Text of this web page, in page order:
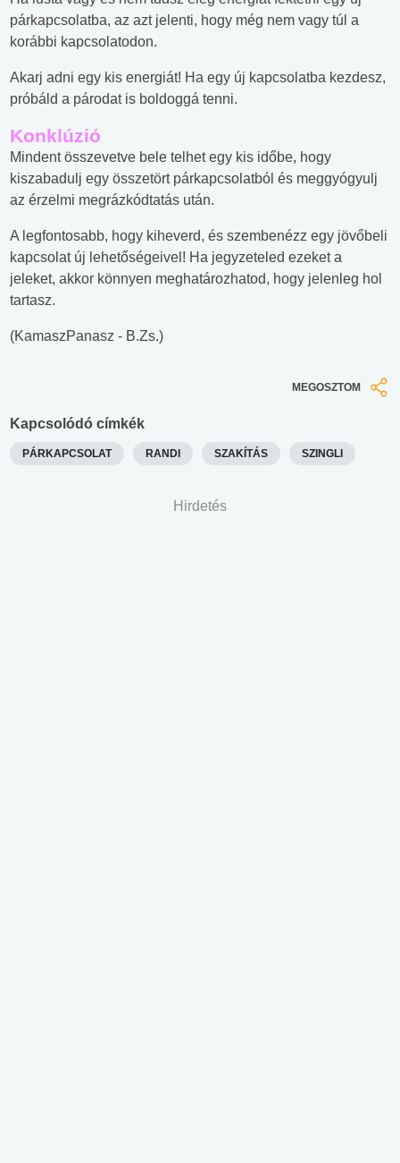
párkapcsolatba, az azt jelenti, hogy még nem vagy túl a
korábbi kapcsolatodon.
Akarj adni egy kis energiát! Ha egy új kapcsolatba kezdesz,
próbáld a párodat is boldoggá tenni.
Konklúzió
Mindent összevetve bele telhet egy kis időbe, hogy
kiszabadulj egy összetört párkapcsolatból és meggyógyulj
az érzelmi megrázkódtatás után.
A legfontosabb, hogy kiheverd, és szembenézz egy jövőbeli
kapcsolat új lehetőségeivel! Ha jegyzeteled ezeket a
jeleket, akkor könnyen meghatározhatod, hogy jelenleg hol
tartasz.
(KamaszPanasz - B.Zs.)
MEGOSZTOM
Kapcsolódó címkék
PÁRKAPCSOLAT RANDI SZAKÍTÁS SZINGLI
Hirdetés